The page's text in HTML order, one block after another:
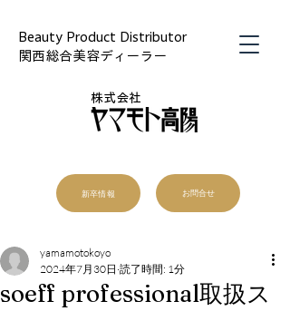
Beauty Product Distributor
関西総合美容ディーラー
株式会社
新卒情報 お問合せ
soeff professional取扱ス
yamamotokoyo
2024年7月30日 読了時間: 1分